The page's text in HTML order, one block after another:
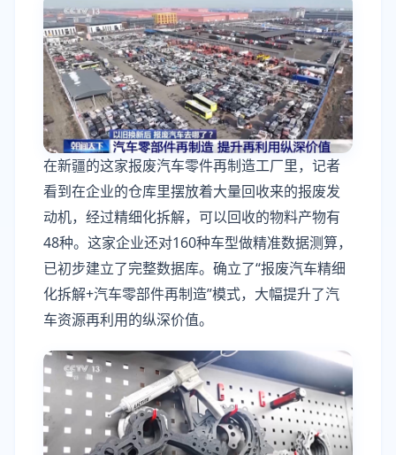
在新疆的这家报废汽车零件再制造工厂里，记者
看到在企业的仓库里摆放着大量回收来的报废发
动机，经过精细化拆解，可以回收的物料产物有
48种。这家企业还对160种车型做精准数据测算，
已初步建立了完整数据库。确立了“报废汽车精细
化拆解+汽车零部件再制造”模式，大幅提升了汽
车资源再利用的纵深价值。